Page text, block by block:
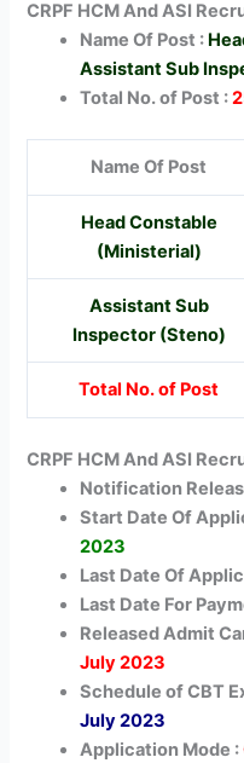
CRPF HCM And ASI
Name Of Post :
Assistant Sub
Total No. of Post :
Name Of Post
Head Constable
(Ministerial)
Assistant Sub
Inspector (Steno)
Total No. of Post
CRPF HCM And ASI
Notification
Start Date Of
2023
Last Date Of
Last Date For
Released Admit
July 2023
Schedule of CBT
July 2023
Application Mode :